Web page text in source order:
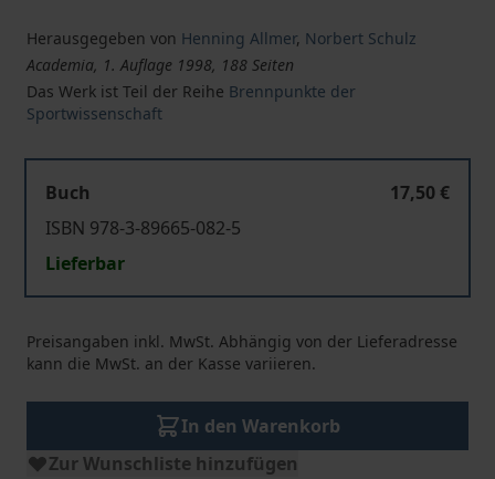
Herausgegeben von Henning Allmer, Norbert Schulz
Academia, 1. Auflage 1998, 188 Seiten
Das Werk ist Teil der Reihe Brennpunkte der
Sportwissenschaft
Buch
17,50 €
ISBN 978-3-89665-082-5
Lieferbar
Preisangaben inkl. MwSt. Abhängig von der Lieferadresse
kann die MwSt. an der Kasse variieren.
In den Warenkorb
Zur Wunschliste hinzufügen